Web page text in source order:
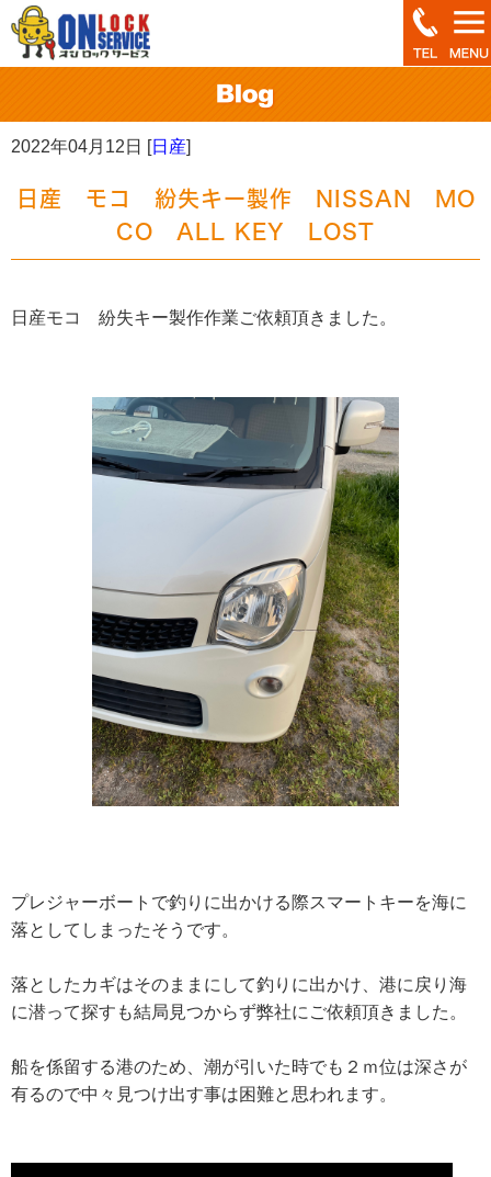
2022年04月12日 [日産]
日産 モコ 紛失キー製作 NISSAN MO
CO ALL KEY LOST
日産モコ 紛失キー製作作業ご依頼頂きました。
プレジャーボートで釣りに出かける際スマートキーを海に
落としてしまったそうです。
落としたカギはそのままにして釣りに出かけ、港に戻り海
に潜って探すも結局見つからず弊社にご依頼頂きました。
船を係留する港のため、潮が引いた時でも２ｍ位は深さが
有るので中々見つけ出す事は困難と思われます。